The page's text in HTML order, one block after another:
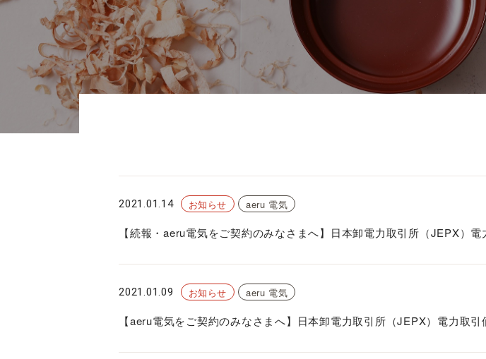
2021.01.14 お知らせ aeru 電気
【続報・aeru電気をご契約のみなさまへ】日本卸電力取引所（JEPX）
2021.01.09 お知らせ aeru 電気
【aeru電気をご契約のみなさまへ】日本卸電力取引所（JEPX）電力取